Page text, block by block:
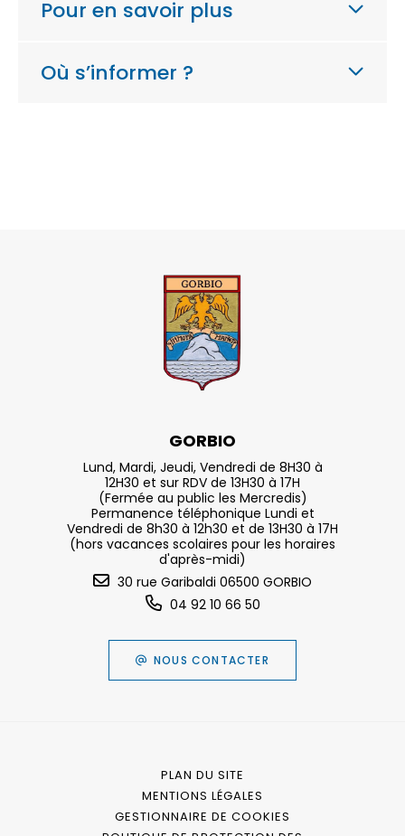
Pour en savoir plus
Où s’informer ?
GORBIO
Lund, Mardi, Jeudi, Vendredi de 8H30 à
12H30 et sur RDV de 13H30 à 17H
(Fermée au public les Mercredis)
Permanence téléphonique Lundi et
Vendredi de 8h30 à 12h30 et de 13H30 à 17H
(hors vacances scolaires pour les horaires
d'après-midi)
30 rue Garibaldi 06500 GORBIO
04 92 10 66 50
NOUS CONTACTER
PLAN DU SITE
MENTIONS LÉGALES
GESTIONNAIRE DE COOKIES